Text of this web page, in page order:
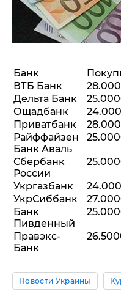
Банк
ВТБ Банк
Дельта Банк
Ощадбанк
Приватбанк
Райффайзен
Банк Аваль
Сбербанк
России
Укргазбанк
УкрСиббанк
Банк
Пивденный
Правэкс-
Банк
Новости Украины